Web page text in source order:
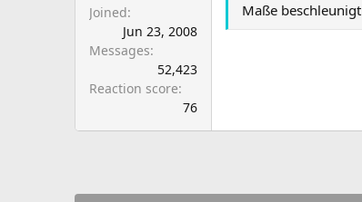
Joined
Jun 23, 2008
Messages
52,423
Reaction score
76
Maße beschleunigt